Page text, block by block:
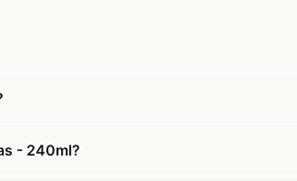
- 240ml?